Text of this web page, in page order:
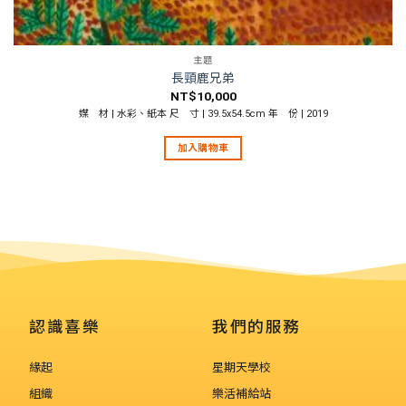
主題
長頸鹿兄弟
NT$10,000
媒 材 | 水彩、紙本 尺 寸 | 39.5x54.5cm 年 份 | 2019
加入購物車
認識喜樂
緣起
組織
我們的服務
星期天學校
樂活補給站